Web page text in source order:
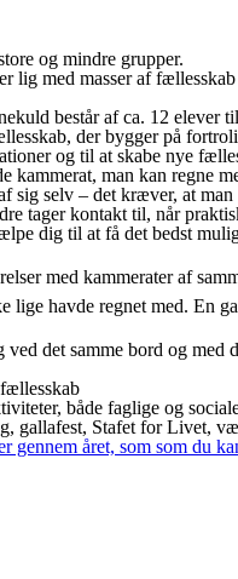
og mindre grupper.
lig med masser af
består af ca. 12 elever
der bygger på
og til at skabe nye
man kan regne
sig selv – det kræver, at
tager kontakt til, når
dig til at få det bedst
med kammerater af
lige havde regnet med. En
det samme bord og
både faglige og
gallafest, Stafet for Livet,
gennem året, som som du